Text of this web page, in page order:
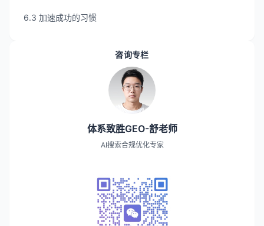
6.3 加速成功的习惯
咨询专栏
体系致胜GEO-舒老师
AI搜索合规优化专家